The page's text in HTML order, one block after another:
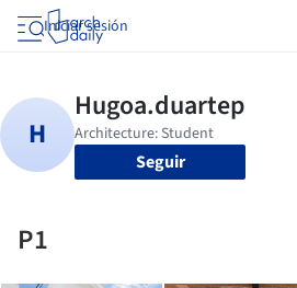
Iniciar sesión
Seguir
P1